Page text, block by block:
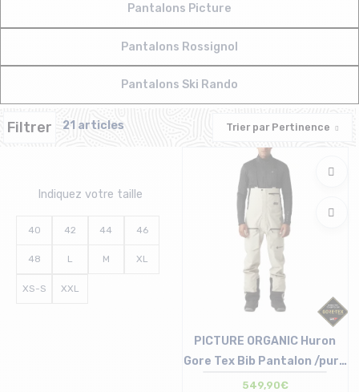
Pantalons Picture
Pantalons Rossignol
Pantalons Ski Rando
Filtrer 21 articles Trier par Pertinence
Indiquez votre taille
40 42 44 46
48 L M XL
XS-S XXL
PICTURE ORGANIC Huron
Gore Tex Bib Pantalon /pure
cashmere
549,90€